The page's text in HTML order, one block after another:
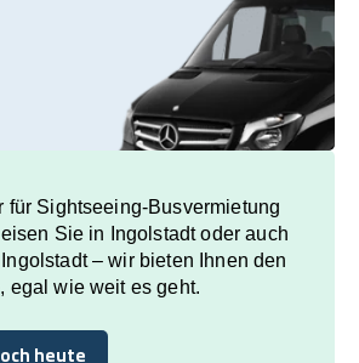
für Sightseeing-Busvermietung
Sie in Ingolstadt oder auch
– wir bieten Ihnen den
egal wie weit es geht.
heute